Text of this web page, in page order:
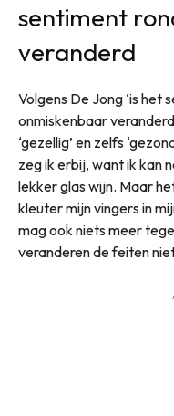
sentiment
veranderd
Volgens De Jong ‘is het
onmiskenbaar
‘gezellig’ en zelfs
zeg ik erbij, want ik kan
lekker glas wijn. Maar
kleuter mijn vingers in
mag ook niets meer
veranderen de feiten
-